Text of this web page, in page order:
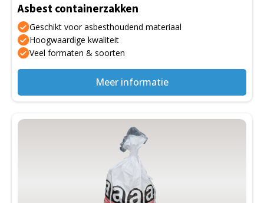
Asbest containerzakken
Geschikt voor asbesthoudend materiaal
Hoogwaardige kwaliteit
Veel formaten & soorten
Meer informatie